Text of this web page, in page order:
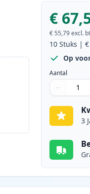
€
€ 55,79 excl.
10 Stuks |
Op
Aantal
Aantal
Gebruik de
−
Aantal 1
3